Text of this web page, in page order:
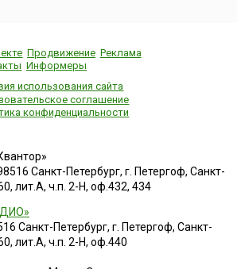
Продвижение Реклама
Информеры
использования сайта
соглашение
конфиденциальности
Санкт-Петербург, г. Петергоф, Санкт-
лит.А, ч.п. 2-Н, оф.432, 434
Санкт-Петербург, г. Петергоф, Санкт-
лит.А, ч.п. 2-Н, оф.440